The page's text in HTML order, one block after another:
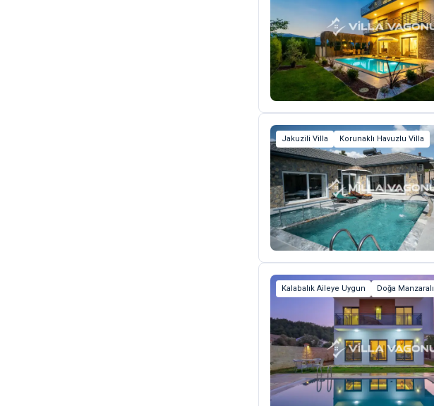
Jakuzili Villa Korunaklı Havuzlu Villa
Kalabalık Aileye Uygun Doğa Manzaralı